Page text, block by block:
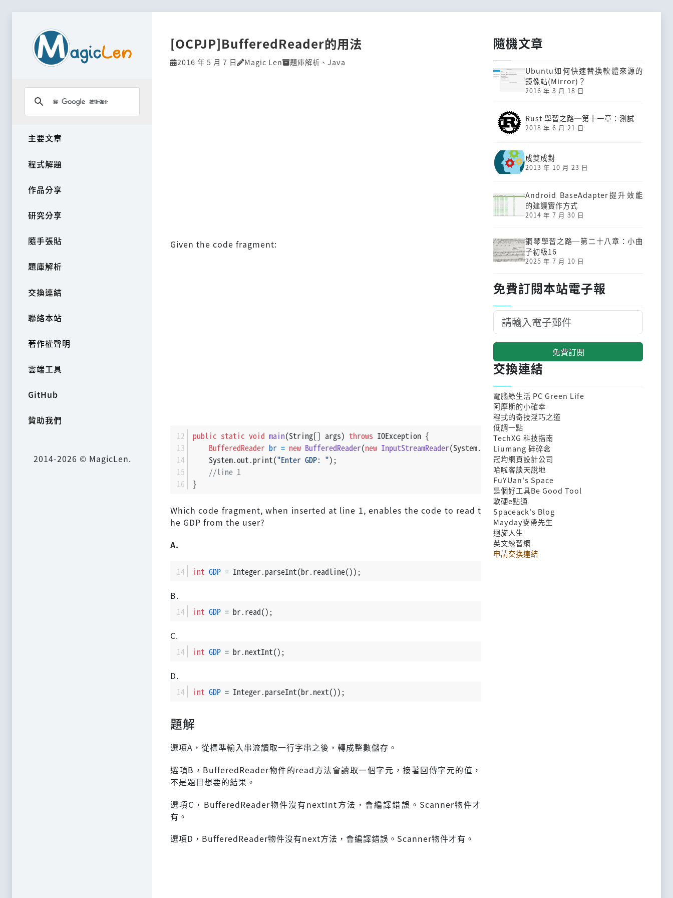
主要文章
程式解題
作品分享
研究分享
隨手張貼
題庫解析
交換連結
聯絡本站
著作權聲明
雲端工具
GitHub
贊助我們
2014-2026 © MagicLen.
[OCPJP]BufferedReader的用法
2016 年 5 月 7 日 Magic Len 題庫解析 、 Java
Given the code fragment:
public static void main(String[] args) throws IOException {
BufferedReader br = new BufferedReader(new InputStreamReader(System.in));
    System.out.print(
"Enter GDP: ");
//line 1
}
Which code fragment, when inserted at line 1, enables the code to read t
he GDP from the user?
A.
int GDP = Integer.parseInt(br.readline());
B.
int GDP = br.read();
C.
int GDP = br.nextInt();
D.
int GDP = Integer.parseInt(br.next());
題解
選項A，從標準輸入串流讀取一行字串之後，轉成整數儲存。
選項B，BufferedReader物件的read方法會讀取一個字元，接著回傳字元的值，
不是題目想要的結果。
選項C，BufferedReader物件沒有nextInt方法，會編譯錯誤。Scanner物件才
有。
選項D，BufferedReader物件沒有next方法，會編譯錯誤。Scanner物件才有。
隨機文章
Ubuntu如何快速替換軟體來源的
鏡像站(Mirror)？
2016 年 3 月 18 日
Rust 學習之路─第十一章：測試
2018 年 6 月 21 日
成雙成對
2013 年 10 月 23 日
Android BaseAdapter提升效能
的建議實作方式
2014 年 7 月 30 日
鋼琴學習之路─第二十八章：小曲
子初級16
2025 年 7 月 10 日
免費訂閱本站電子報
免費訂閱
交換連結
電腦綠生活 PC Green Life
阿摩斯的小確幸
程式的奇技淫巧之道
低調一點
TechXG 科技指南
Liumang 碎碎念
冠均網頁設計公司
哈啦客談天說地
FuYUan's Space
是個好工具Be Good Tool
軟硬e點通
Spaceack's Blog
Mayday麥帶先生
迴旋人生
英文練習網
申請交換連結